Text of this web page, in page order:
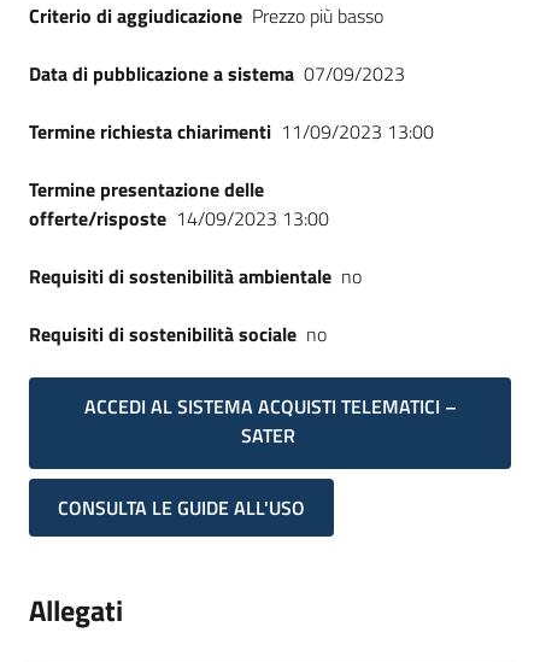
Criterio di aggiudicazione Prezzo più basso
Data di pubblicazione a sistema 07/09/2023
Termine richiesta chiarimenti 11/09/2023 13:00
Termine presentazione delle
offerte/risposte 14/09/2023 13:00
Requisiti di sostenibilità ambientale no
Requisiti di sostenibilità sociale no
ACCEDI AL SISTEMA ACQUISTI TELEMATICI –
SATER
CONSULTA LE GUIDE ALL'USO
Allegati